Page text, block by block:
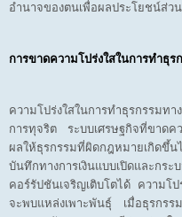
อำนาจของตนเพื่อผลประโยชน์ส่ว
การขาดความโปร่งใสในการทำธุร
ความโปร่งใสในการทำธุรกรรมท
การทุจริต ระบบเศรษฐกิจที่ขาดค
ผลให้ธุรกรรมที่ผิดกฎหมายเกิด
บันทึกทางการเงินแบบเปิดและกร
คอร์รัปชันเจริญเติบโตได้ ความโ
จะพบแหล่งเพาะพันธุ์ เมื่อธุรกรร